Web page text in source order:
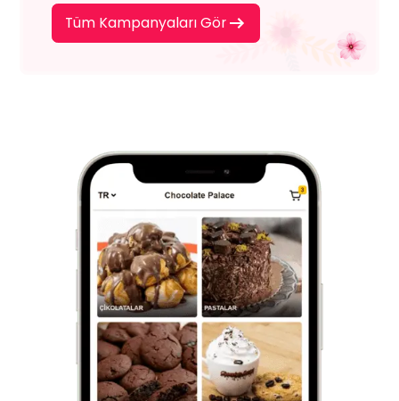
Tüm Kampanyaları Gör